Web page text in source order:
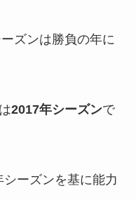
ズンは勝負の年に
2017年シーズンで
ーズンを基に能力